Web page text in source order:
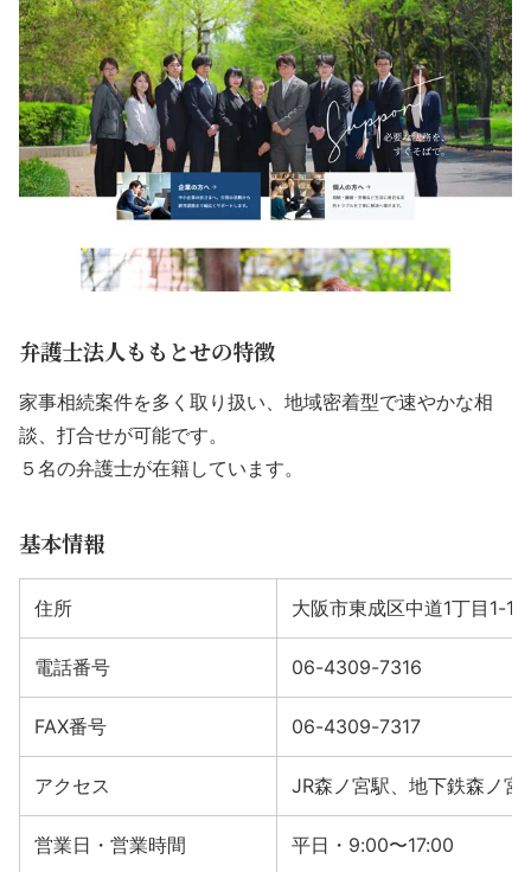
弁護士法人ももとせの特徴
家事相続案件を多く取り扱い、地域密着型で速やかな相
談、打合せが可能です。
５名の弁護士が在籍しています。
基本情報
住所 大阪市東成区中道1丁目1-1
電話番号 06-4309-7316
FAX番号 06-4309-7317
アクセス JR森ノ宮駅、地下鉄森ノ宮
営業日・営業時間 平日・9:00〜17:00